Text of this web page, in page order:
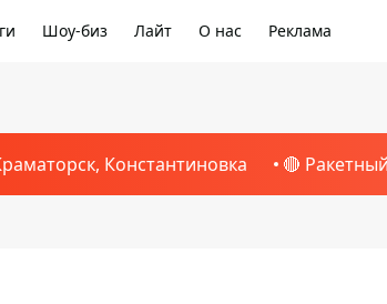
Шоу-биз Лайт О нас Реклама
Константиновка 🔴